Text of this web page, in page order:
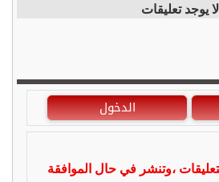
لا يوجد تعليقات
الدخول
،وتنشر في حال الموافقة